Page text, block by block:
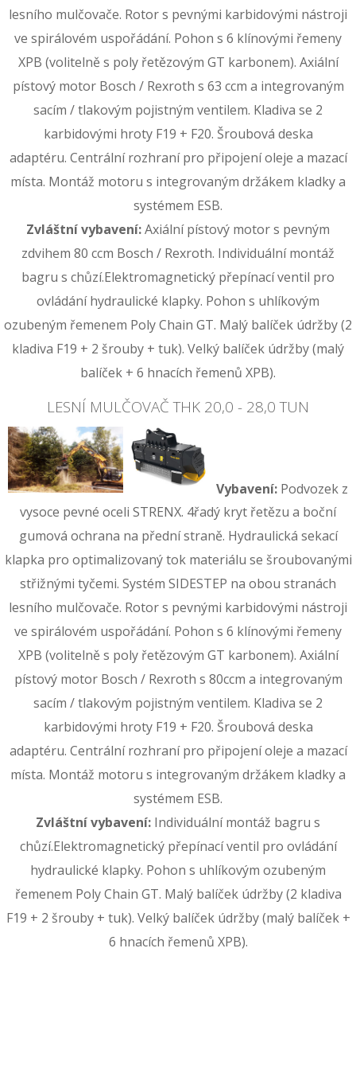
lesního mulčovače. Rotor s pevnými karbidovými nástroji
ve spirálovém uspořádání. Pohon s 6 klínovými řemeny
XPB (volitelně s poly řetězovým GT karbonem). Axiální
pístový motor Bosch / Rexroth s 63 ccm a integrovaným
sacím / tlakovým pojistným ventilem. Kladiva se 2
karbidovými hroty F19 + F20. Šroubová deska
adaptéru. Centrální rozhraní pro připojení oleje a mazací
místa. Montáž motoru s integrovaným držákem kladky a
systémem ESB.
Zvláštní vybavení:Axiální pístový motor s pevným
zdvihem 80 ccm Bosch / Rexroth. Individuální montáž
bagru s chůzí.Elektromagnetický přepínací ventil pro
ovládání hydraulické klapky. Pohon s uhlíkovým
ozubeným řemenem Poly Chain GT. Malý balíček údržby (2
kladiva F19 + 2 šrouby + tuk). Velký balíček údržby (malý
balíček + 6 hnacích řemenů XPB).
LESNÍ MULČOVAČ THK 20,0 - 28,0 TUN
Vybavení: Podvozek z
vysoce pevné oceli STRENX. 4řadý kryt řetězu a boční
gumová ochrana na přední straně. Hydraulická sekací
klapka pro optimalizovaný tok materiálu se šroubovanými
střižnými tyčemi. Systém SIDESTEP na obou stranách
lesního mulčovače. Rotor s pevnými karbidovými nástroji
ve spirálovém uspořádání. Pohon s 6 klínovými řemeny
XPB (volitelně s poly řetězovým GT karbonem). Axiální
pístový motor Bosch / Rexroth s 80ccm a integrovaným
sacím / tlakovým pojistným ventilem. Kladiva se 2
karbidovými hroty F19 + F20. Šroubová deska
adaptéru. Centrální rozhraní pro připojení oleje a mazací
místa. Montáž motoru s integrovaným držákem kladky a
systémem ESB.
Zvláštní vybavení: Individuální montáž bagru s
chůzí.Elektromagnetický přepínací ventil pro ovládání
hydraulické klapky. Pohon s uhlíkovým ozubeným
řemenem Poly Chain GT. Malý balíček údržby (2 kladiva
F19 + 2 šrouby + tuk). Velký balíček údržby (malý balíček +
6 hnacích řemenů XPB).